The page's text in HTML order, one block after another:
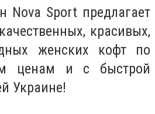
Nova Sport предлагает
красивых,
женских кофт по
ценам и с быстрой
Украине!